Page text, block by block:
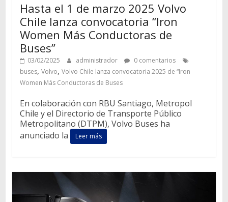
Hasta el 1 de marzo 2025 Volvo
Chile lanza convocatoria “Iron
Women Más Conductoras de
Buses”
03/02/2025 administrador
0 comentarios
buses, Volvo, Volvo Chile lanza convocatoria 2025 de “Iron
Women Más Conductoras de Buses
En colaboración con RBU Santiago, Metropol
Chile y el Directorio de Transporte Público
Metropolitano (DTPM), Volvo Buses ha
anunciado la
Leer más